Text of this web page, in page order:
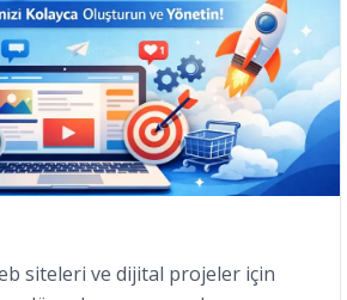
siteleri ve dijital projeler için